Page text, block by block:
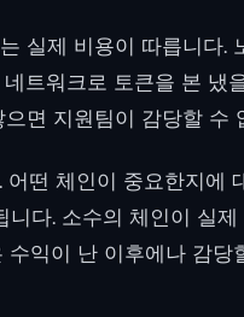
실제 비용이 따릅니다.
트워크로 토큰을 본 냈
면 지원팀이 감당할 수
떤 체인이 중요한지에
다. 소수의 체인이 실
수익이 난 이후에나 감당